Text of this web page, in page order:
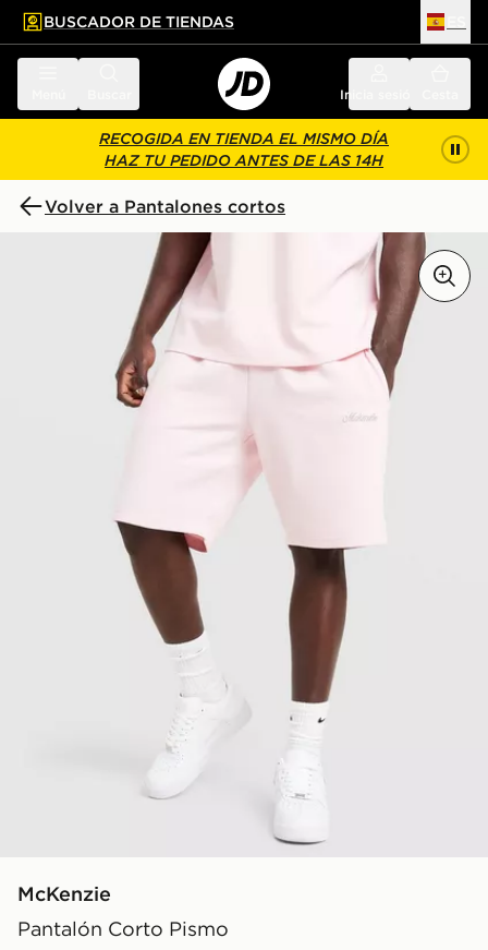
principal
pie de página
BUSCADOR DE TIENDAS
Inicia sesión
RECOGIDA EN TIENDA EL MISMO DÍA
HAZ TU PEDIDO ANTES DE LAS 14H
Volver a Pantalones cortos
McKenzie
Pantalón Corto Pismo